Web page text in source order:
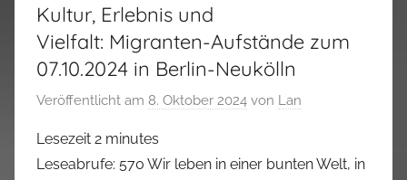
Kultur, Erlebnis und
Vielfalt: Migranten-Aufstände zum
07.10.2024 in Berlin-Neukölln
Veröffentlicht am 8. Oktober 2024 von Lan
Lesezeit 2 minutes
Leseabrufe: 570 Wir leben in einer bunten Welt, in